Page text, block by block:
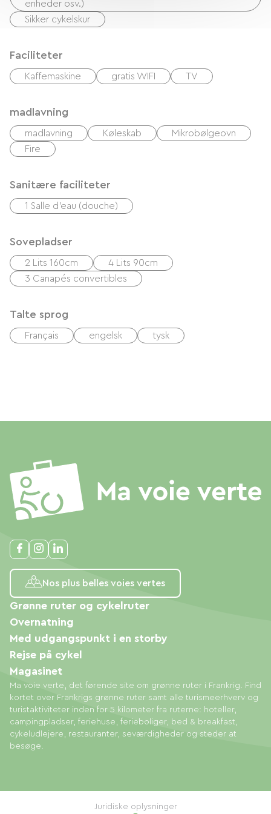
enheder osv.)
Sikker cykelskur
Faciliteter
Kaffemaskine gratis WIFI TV
madlavning
madlavning Køleskab
Mikrobølgeovn
Fire
Sanitære faciliteter
1 Salle d'eau (douche)
Sovepladser
2 Lits 160cm
4 Lits 90cm
3 Canapés convertibles
Talte sprog
Français engelsk tysk
Nos plus belles voies vertes
Ma voie verte, det førende site om grønne ruter i Frankrig. Find
kortet over Frankrigs grønne ruter samt alle turismeerhverv og
turistaktiviteter inden for 5 kilometer fra ruterne: hoteller,
campingpladser, feriehuse, ferieboliger, bed & breakfast,
cykeludlejere, restauranter, seværdigheder og steder at
besøge.
Grønne ruter og cykelruter
Overnatning
Med udgangspunkt i en storby
Rejse på cykel
Magasinet
Juridiske oplysninger